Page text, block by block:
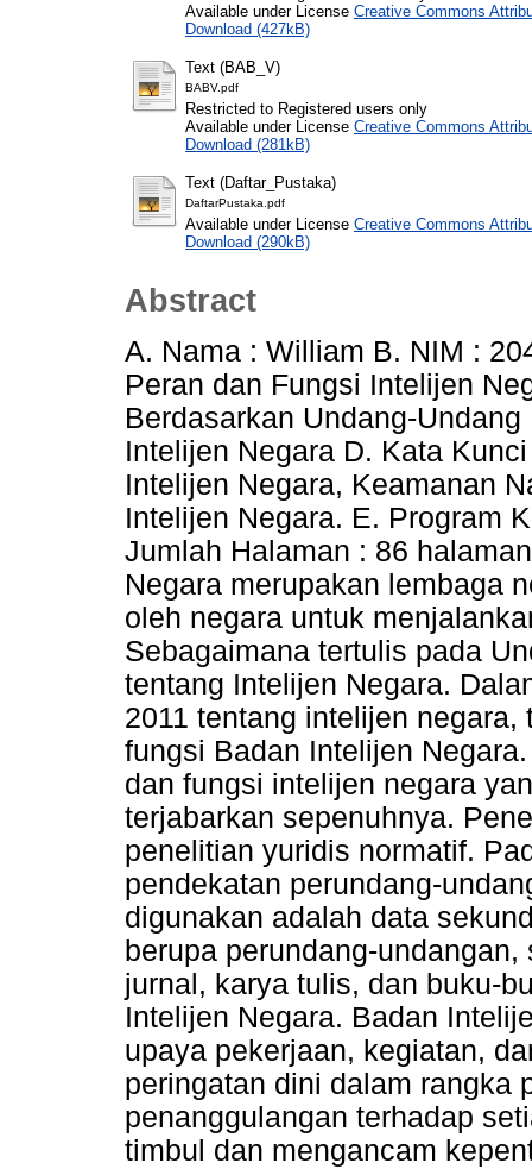
Available under License Creative Commons
Download (427kB)
Text (BAB_V)
BABV.pdf
Restricted to Registered users only
Available under License Creative Commons
Download (281kB)
Text (Daftar_Pustaka)
DaftarPustaka.pdf
Available under License Creative Commons
Download (290kB)
Abstract
A. Nama : William B. NIM :
Peran dan Fungsi Intelijen
Berdasarkan Undang-
Intelijen Negara D. Kata
Intelijen Negara, Keamanan
Intelijen Negara. E. Program
Jumlah Halaman : 86
Negara merupakan lembaga
oleh negara untuk
Sebagaimana tertulis pada
tentang Intelijen Negara.
2011 tentang intelijen
fungsi Badan Intelijen
dan fungsi intelijen negara
terjabarkan sepenuhnya.
penelitian yuridis normatif.
pendekatan perundang-
digunakan adalah data
berupa perundang-
jurnal, karya tulis, dan buku-
Intelijen Negara. Badan
upaya pekerjaan, kegiatan,
peringatan dini dalam rangka
penanggulangan terhadap
timbul dan mengancam